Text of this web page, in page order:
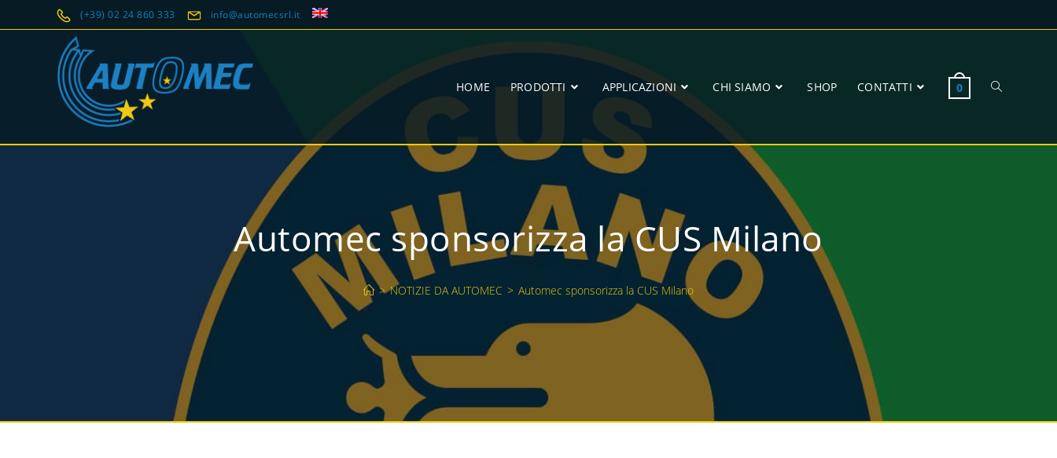
(+39) 02 24 860 333 info@automecsrl.it
HOME PRODOTTI APPLICAZIONI CHI SIAMO SHOP CONTATTI 0
Automec sponsorizza la CUS Milano
> NOTIZIE DA AUTOMEC > Automec sponsorizza la CUS Milano